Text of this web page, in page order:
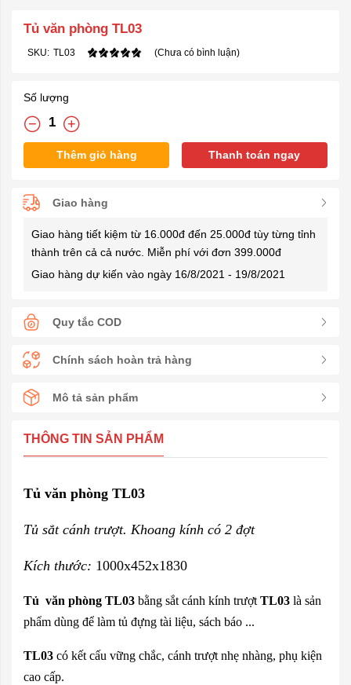
Tủ văn phòng TL03
SKU: TL03 (Chưa có bình luận)
Số lượng
Thêm giỏ hàng Thanh toán ngay
Giao hàng
Giao hàng tiết kiệm từ 16.000đ đến 25.000đ tùy từng tỉnh
thành trên cả cả nước. Miễn phí với đơn 399.000đ
Giao hàng dự kiến vào ngày 16/8/2021 - 19/8/2021
Quy tắc COD
Chính sách hoàn trả hàng
Mô tả sản phẩm
THÔNG TIN SẢN PHẨM
Tủ văn phòng TL03
Tủ sắt cánh trượt. Khoang kính có 2 đợt
Kích thước: 1000x452x1830
Tủ văn phòng TL03 bằng sắt cánh kính trượt TL03 là sản
phẩm dùng để làm tủ đựng tài liệu, sách báo ...
TL03 có kết cấu vững chắc, cánh trượt nhẹ nhàng, phụ kiện
cao cấp.